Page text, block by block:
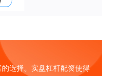
选择。实盘杠杆配资使得